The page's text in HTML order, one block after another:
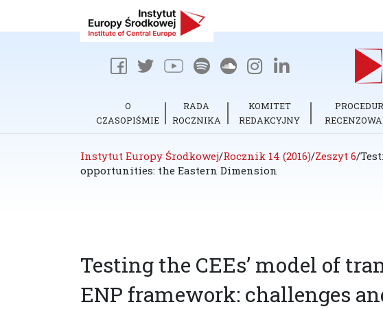
O
CZASOPIŚMIE
RADA
ROCZNIKA
KOMITET
REDAKCYJNY
Instytut Europy Środkowej/Rocznik 14 (2016)/Zeszyt 6/
opportunities: the Eastern Dimension
Testing the CEEs’ model of
ENP framework: challenges